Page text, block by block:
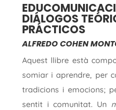
DIÁLOGOS
PRÁCTICOS
ALFREDO COHEN
Aquest llibre està
somiar i aprendre, per
tradicions i emocions;
sentit i comunitat. Un